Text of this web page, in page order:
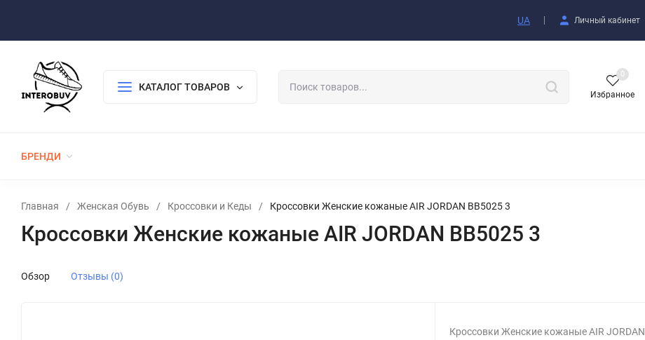
UA Личный кабинет
КАТАЛОГ ТОВАРОВ
Избранное
0
БРЕНДИ
Главная / Женская Обувь / Кроссовки и Кеды / Кроссовки Женские кожаные AIR JORDAN BB5025 3
Кроссовки Женские кожаные AIR JORDAN BB5025 3
Обзор Отзывы (0)
Кроссовки Женские кожаные AIR JORDAN